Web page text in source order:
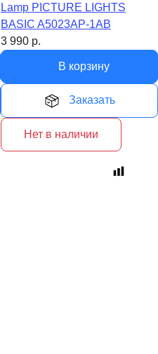
Lamp PICTURE LIGHTS
BASIC A5023AP-1AB
3 990 р.
В корзину
Заказать
Нет в наличии